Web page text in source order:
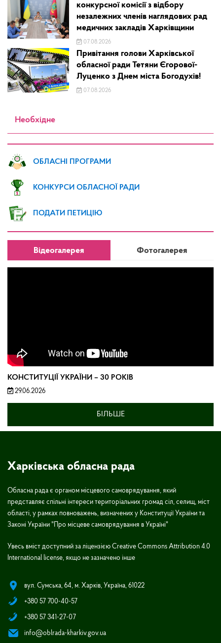
конкурсної комісії з відбору
незалежних членів наглядових рад
медичних закладів Харківщини
07.08.2026
Привітання голови Харківської
обласної ради Тетяни Єгорової-
Луценко з Днем міста Богодухів!
07.08.2026
Необхідне
ОБЛАСНІ ПРОГРАМИ
КОНКУРСИ ОБЛАСНОЇ РАДИ
ПОДАТИ ПЕТИЦІЮ
Відеогалерея Фотогалерея
КОНСТИТУЦІЇ УКРАЇНИ – 30 РОКІВ
29.06.2026
БІЛЬШЕ
Харківська обласна рада
Обласна рада є органом місцевого самоврядування, який
представляє спільні інтереси територіальних громад сіл, селищ, міст
області, у рамках повноважень, визначених у Конституції України та
Законі України "Про місцеве самоврядування в Україні"
Увесь вміст доступний за ліцензією Creative Commons Attribution 4.0
International license, якщо не зазначено інше
вул. Сумська, 64, м. Харків, Україна, 61022
+380 57 700-40-57
+380 57 341-27-07
info@oblrada-kharkiv.gov.ua